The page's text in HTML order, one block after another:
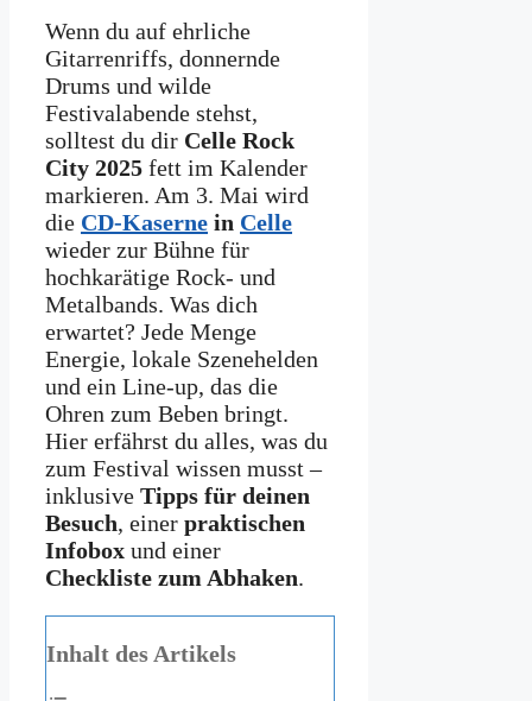
Wenn du auf ehrliche
Gitarrenriffs, donnernde
Drums und wilde
Festivalabende stehst,
solltest du dir Celle Rock
City 2025 fett im Kalender
markieren. Am 3. Mai wird
die CD-Kaserne in Celle
wieder zur Bühne für
hochkarätige Rock- und
Metalbands. Was dich
erwartet? Jede Menge
Energie, lokale Szenehelden
und ein Line-up, das die
Ohren zum Beben bringt.
Hier erfährst du alles, was du
zum Festival wissen musst –
inklusive Tipps für deinen
Besuch, einer praktischen
Infobox und einer
Checkliste zum Abhaken.
Inhalt des Artikels